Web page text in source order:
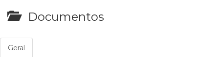
Documentos
Geral